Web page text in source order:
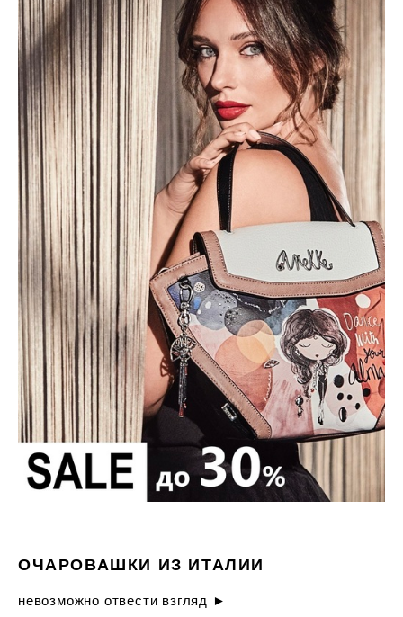
ОЧАРОВАШКИ ИЗ ИТАЛИИ
невозможно отвести взгляд ►